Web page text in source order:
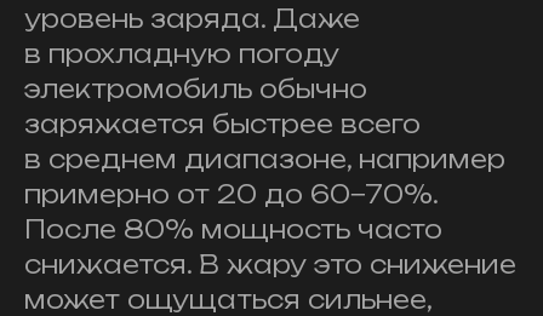
уровень заряда. Даже
в прохладную погоду
электромобиль обычно
заряжается быстрее всего
в среднем диапазоне, например
примерно от 20 до 60−70%.
После 80% мощность часто
снижается. В жару это снижение
может ощущаться сильнее,